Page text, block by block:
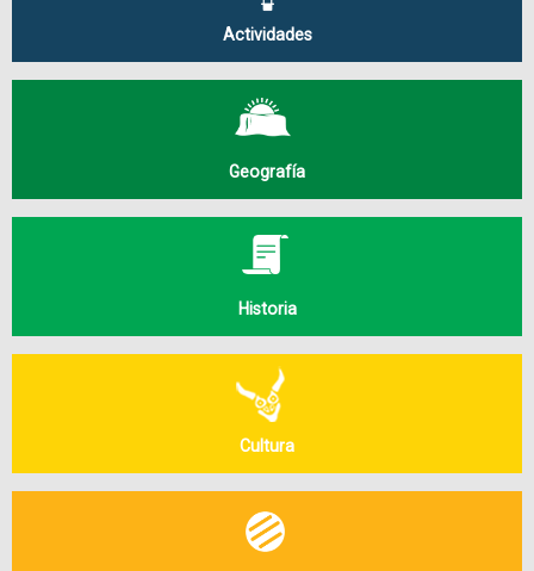
Actividades
Geografía
Historia
Cultura